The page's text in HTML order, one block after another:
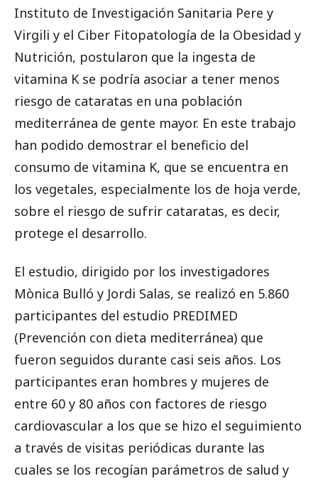
Instituto de Investigación Sanitaria Pere y
Virgili y el Ciber Fitopatología de la Obesidad y
Nutrición, postularon que la ingesta de
vitamina K se podría asociar a tener menos
riesgo de cataratas en una población
mediterránea de gente mayor. En este trabajo
han podido demostrar el beneficio del
consumo de vitamina K, que se encuentra en
los vegetales, especialmente los de hoja verde,
sobre el riesgo de sufrir cataratas, es decir,
protege el desarrollo.
El estudio, dirigido por los investigadores
Mònica Bulló y Jordi Salas, se realizó en 5.860
participantes del estudio PREDIMED
(Prevención con dieta mediterránea) que
fueron seguidos durante casi seis años. Los
participantes eran hombres y mujeres de
entre 60 y 80 años con factores de riesgo
cardiovascular a los que se hizo el seguimiento
a través de visitas periódicas durante las
cuales se los recogían parámetros de salud y